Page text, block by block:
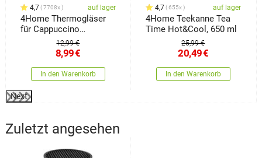
4,7 7708x auf lager
4Home Thermogläser
für Cappuccino
Hot&Cool 280 ml, 2
12,99 €
8,99€
In den Warenkorb
4,7 655x auf lager
4Home Teekanne Tea
Time Hot&Cool, 650 ml
25,99 €
20,49€
In den Warenkorb
Next
Zuletzt angesehen